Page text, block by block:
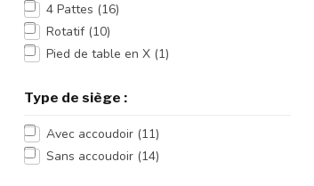
4 Pattes (16)
Rotatif (10)
Pied de table en X (1)
Type de siège :
Avec accoudoir (11)
Sans accoudoir (14)